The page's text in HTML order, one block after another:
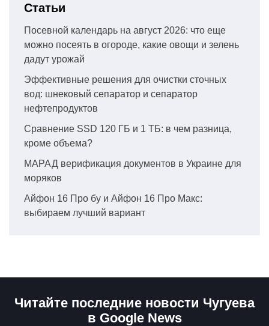
Статьи
Посевной календарь на август 2026: что еще
можно посеять в огороде, какие овощи и зелень
дадут урожай
Эффективные решения для очистки сточных
вод: шнековый сепаратор и сепаратор
нефтепродуктов
Сравнение SSD 120 ГБ и 1 ТБ: в чем разница,
кроме объема?
МАРАД верификация документов в Украине для
моряков
Айфон 16 Про бу и Айфон 16 Про Макс:
выбираем лучший вариант
Читайте последние новости Чугуева
в Google News